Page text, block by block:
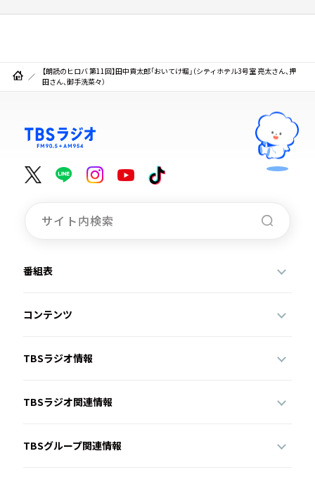
【朗読のヒロバ 第11回】田中貢太郎「おいてけ堀」（シティホテル3号室 亮太さん、押
田さん、御手洗菜々）
番組表
コンテンツ
TBSラジオ情報
TBSラジオ関連情報
TBSグループ関連情報